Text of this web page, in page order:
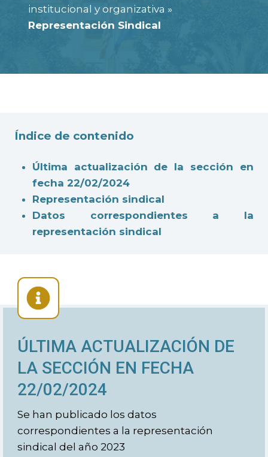
institucional y organizativa »
Representación Sindical
Índice de contenido
Última actualización de la sección en
fecha 22/02/2024
Representación sindical
Datos correspondientes a la
representación sindical
ÚLTIMA ACTUALIZACIÓN DE
LA SECCIÓN EN FECHA
22/02/2024
Se han publicado los datos
correspondientes a la representación
sindical del año 2023